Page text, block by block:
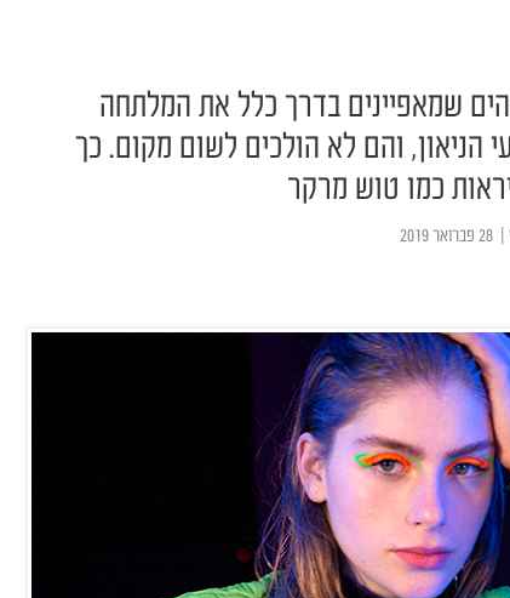
שמאפיינים בדרך כלל את המלתחה
הניאון, והם לא הולכים לשום מקום. כך
כמו טוש מרקר